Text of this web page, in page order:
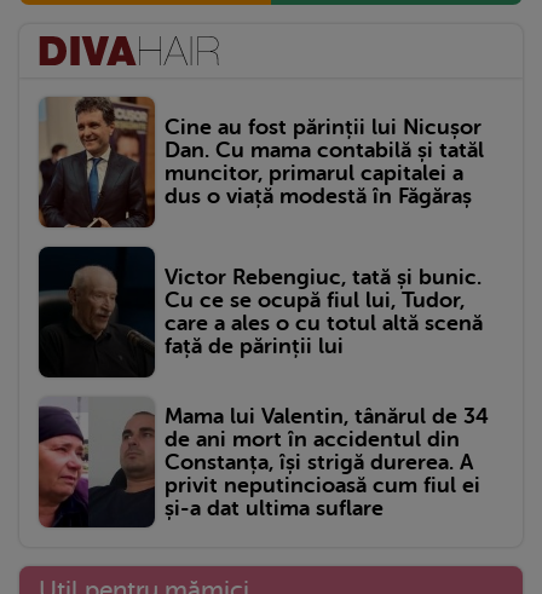
Cine au fost părinții lui Nicușor
Dan. Cu mama contabilă și tatăl
muncitor, primarul capitalei a
dus o viață modestă în Făgăraș
Victor Rebengiuc, tată și bunic.
Cu ce se ocupă fiul lui, Tudor,
care a ales o cu totul altă scenă
față de părinții lui
Mama lui Valentin, tânărul de 34
de ani mort în accidentul din
Constanța, își strigă durerea. A
privit neputincioasă cum fiul ei
și-a dat ultima suflare